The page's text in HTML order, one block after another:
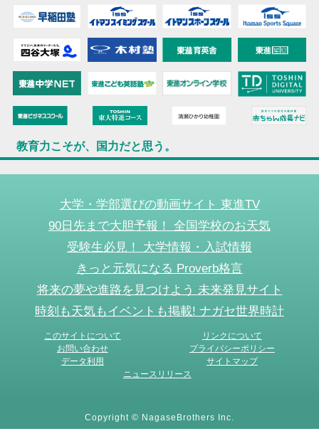
教育力こそが、国力だと思う。
大学・学部選びの動画サイト 東進TV
90日先まで大胆予報！ 全国学校のお天気
受験生必見！ 大学情報・入試情報
きっと元気になる Proverb格言
将来の夢や進路を見つけよう 未来発見サイト
時刻も天気もイベントも掲載! ナガセ世界時計
このサイトについて
リンクについて
お問い合わせ
プライバシーポリシー
データ利用
サイトマップ
ニュースリリース
Copyright © NagaseBrothers Inc.